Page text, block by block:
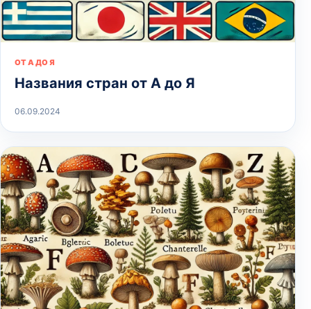
ОТ А ДО Я
Названия стран от А до Я
06.09.2024